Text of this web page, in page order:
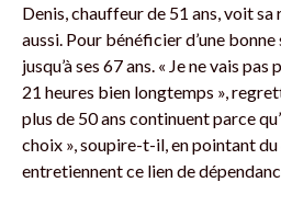
Denis, chauffeur de 51 ans, voit sa
aussi. Pour bénéficier d’une
jusqu’à ses 67 ans. « Je ne vais
21 heures bien longtemps »,
plus de 50 ans continuent parce
choix », soupire-t-il, en pointant
entretiennent ce lien de